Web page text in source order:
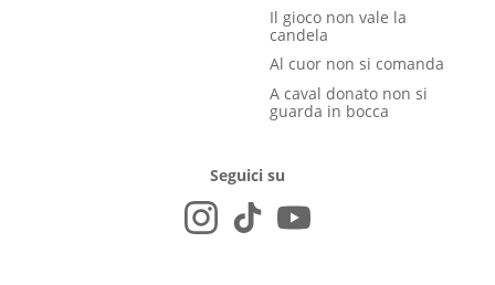
Il gioco non vale la
candela
Al cuor non si comanda
A caval donato non si
guarda in bocca
Seguici su